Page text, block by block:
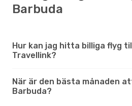
Barbuda
Hur kan jag hitta billiga flyg
Travellink?
När är den bästa månaden
Barbuda?